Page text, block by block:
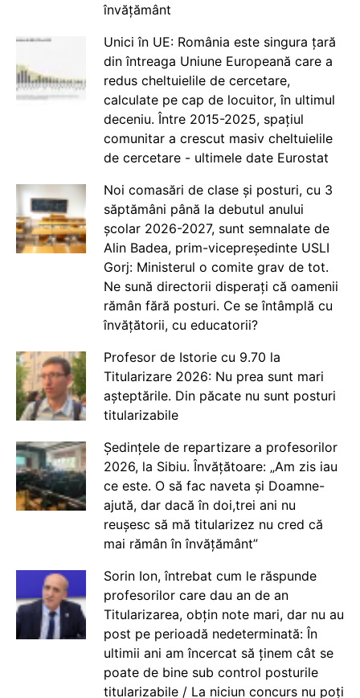
învățământ
Unici în UE: România este singura țară
din întreaga Uniune Europeană care a
redus cheltuielile de cercetare,
calculate pe cap de locuitor, în ultimul
deceniu. Între 2015-2025, spațiul
comunitar a crescut masiv cheltuielile
de cercetare - ultimele date Eurostat
Noi comasări de clase și posturi, cu 3
săptămâni până la debutul anului
școlar 2026-2027, sunt semnalate de
Alin Badea, prim-vicepreședinte USLI
Gorj: Ministerul o comite grav de tot.
Ne sună directorii disperați că oamenii
rămân fără posturi. Ce se întâmplă cu
învățătorii, cu educatorii?
Profesor de Istorie cu 9.70 la
Titularizare 2026: Nu prea sunt mari
așteptările. Din păcate nu sunt posturi
titularizabile
Ședințele de repartizare a profesorilor
2026, la Sibiu. Învățătoare: „Am zis iau
ce este. O să fac naveta și Doamne-
ajută, dar dacă în doi,trei ani nu
reușesc să mă titularizez nu cred că
mai rămân în învățământ”
Sorin Ion, întrebat cum le răspunde
profesorilor care dau an de an
Titularizarea, obțin note mari, dar nu au
post pe perioadă nedeterminată: În
ultimii ani am încercat să ținem cât se
poate de bine sub control posturile
titularizabile / La niciun concurs nu poți